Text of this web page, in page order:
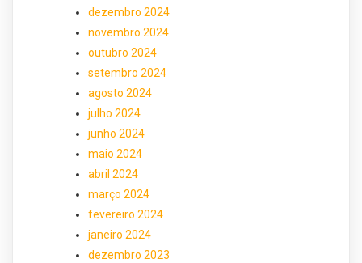
dezembro 2024
novembro 2024
outubro 2024
setembro 2024
agosto 2024
julho 2024
junho 2024
maio 2024
abril 2024
março 2024
fevereiro 2024
janeiro 2024
dezembro 2023